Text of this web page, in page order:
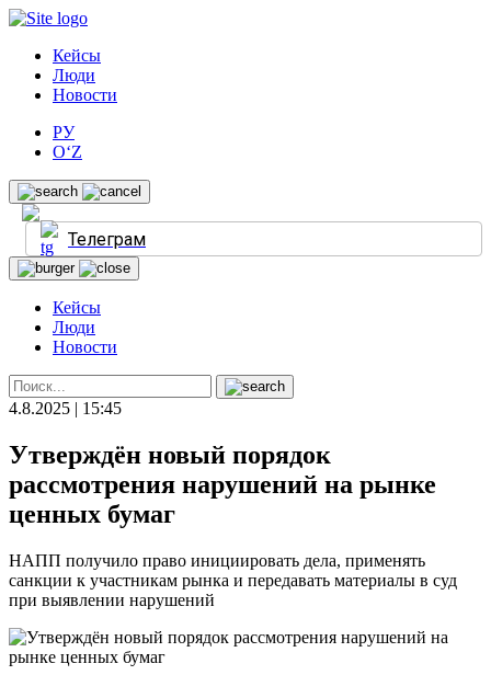
Кейсы
Люди
Новости
РУ
O‘Z
Телеграм
Кейсы
Люди
Новости
4.8.2025 | 15:45
Утверждён новый порядок
рассмотрения нарушений на рынке
ценных бумаг
НАПП получило право инициировать дела, применять
санкции к участникам рынка и передавать материалы в суд
при выявлении нарушений